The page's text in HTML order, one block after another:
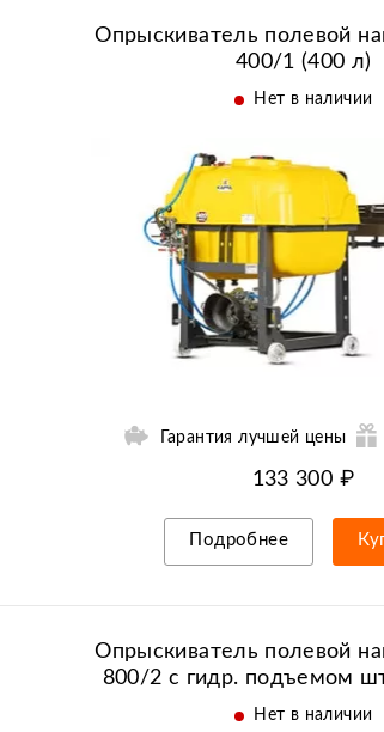
Опрыскиватель полевой
400/1 (400 л)
Нет в наличии
Гарантия лучшей цены
133 300 ₽
Подробнее
Опрыскиватель полевой
800/2 с гидр. подъемом
стабилизацией
Нет в наличии